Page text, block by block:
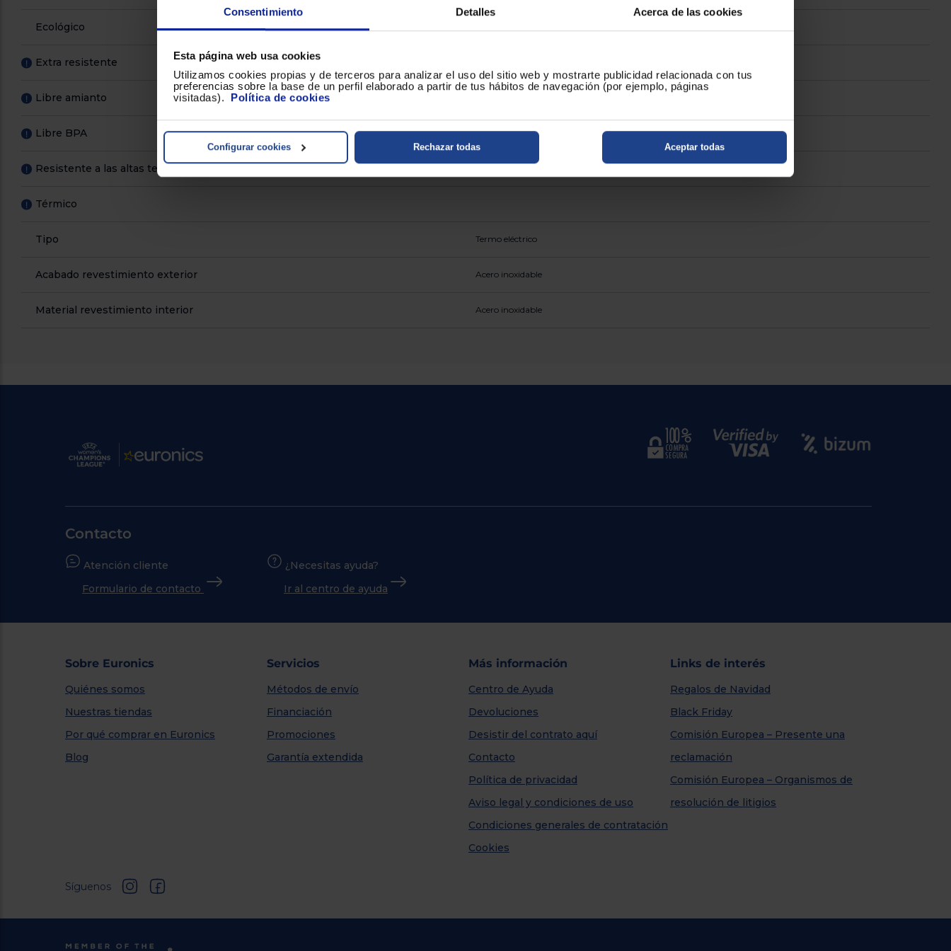
Consentimiento Detalles Acerca de las cookies
Esta página web usa cookies
Utilizamos cookies propias y de terceros para analizar el uso del sitio web y mostrarte publicidad relacionada con tus
preferencias sobre la base de un perfil elaborado a partir de tus hábitos de navegación (por ejemplo, páginas
visitadas). Política de cookies
Rechazar todas
Configurar cookies Aceptar todas
Ecológico
! Extra resistente
! Libre amianto
! Libre BPA
! Resistente a las altas temperaturas
! Térmico
Tipo Termo eléctrico
Acabado revestimiento exterior Acero inoxidable
Material revestimiento interior Acero inoxidable
Contacto
Atención cliente
Formulario de contacto
¿Necesitas ayuda?
Ir al centro de ayuda
Sobre Euronics
Quiénes somos
Nuestras tiendas
Por qué comprar en Euronics
Blog
Servicios
Métodos de envío
Financiación
Promociones
Garantía extendida
Más información
Centro de Ayuda
Devoluciones
Desistir del contrato aquí
Contacto
Política de privacidad
Aviso legal y condiciones de uso
Condiciones generales de contratación
Cookies
Links de interés
Regalos de Navidad
Black Friday
Comisión Europea – Presente una
reclamación
Comisión Europea – Organismos de
resolución de litigios
Síguenos